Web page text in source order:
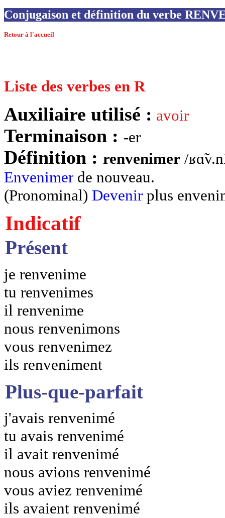
Conjugaison et définition du verbe
Retour à l'accueil
Liste des verbes en R
Auxiliaire utilisé : avoir
Terminaison : -er
Définition : renvenimer /
Envenimer de nouveau.
(Pronominal) Devenir plus
Indicatif
Présent
je renvenime
tu renvenimes
il renvenime
nous renvenimons
vous renvenimez
ils renveniment
Plus-que-parfait
j'avais renvenimé
tu avais renvenimé
il avait renvenimé
nous avions renvenimé
vous aviez renvenimé
ils avaient renvenimé